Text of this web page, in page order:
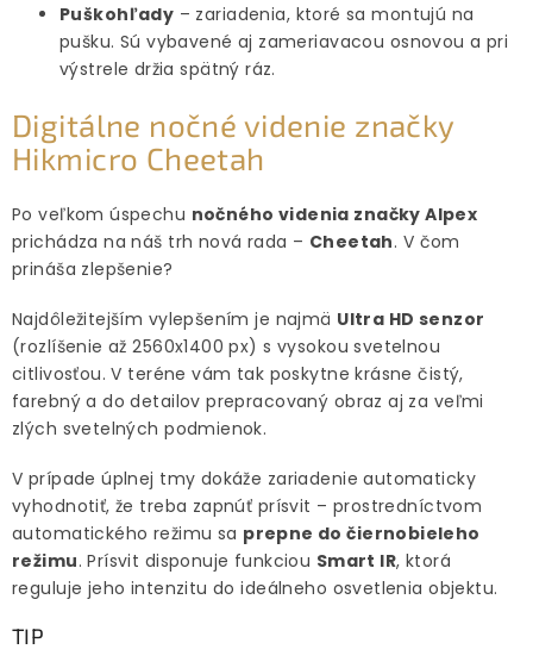
Puškohľady – zariadenia, ktoré sa montujú na
pušku. Sú vybavené aj zameriavacou osnovou a pri
výstrele držia spätný ráz.
Digitálne nočné videnie značky
Hikmicro Cheetah
Po veľkom úspechu nočného videnia značky Alpex
prichádza na náš trh nová rada – Cheetah. V čom
prináša zlepšenie?
Najdôležitejším vylepšením je najmä Ultra HD senzor
(rozlíšenie až 2560x1400 px) s vysokou svetelnou
citlivosťou. V teréne vám tak poskytne krásne čistý,
farebný a do detailov prepracovaný obraz aj za veľmi
zlých svetelných podmienok.
V prípade úplnej tmy dokáže zariadenie automaticky
vyhodnotiť, že treba zapnúť prísvit – prostredníctvom
automatického režimu sa prepne do čiernobieleho
režimu. Prísvit disponuje funkciou Smart IR, ktorá
reguluje jeho intenzitu do ideálneho osvetlenia objektu.
TIP